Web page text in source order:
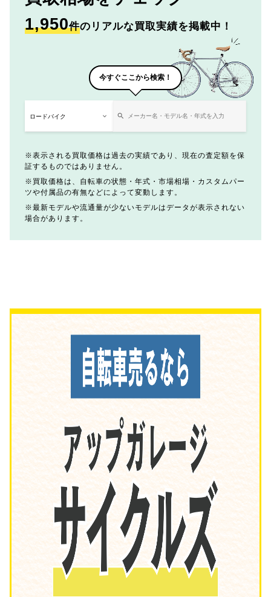
1,950件のリアルな買取実績を掲載中！
今すぐここから検索！
表示される買取価格は過去の実績であり、現在の査定額を保
証するものではありません。
買取価格は、自転車の状態・年式・市場相場・カスタムパー
ツや付属品の有無などによって変動します。
最新モデルや流通量が少ないモデルはデータが表示されない
場合があります。